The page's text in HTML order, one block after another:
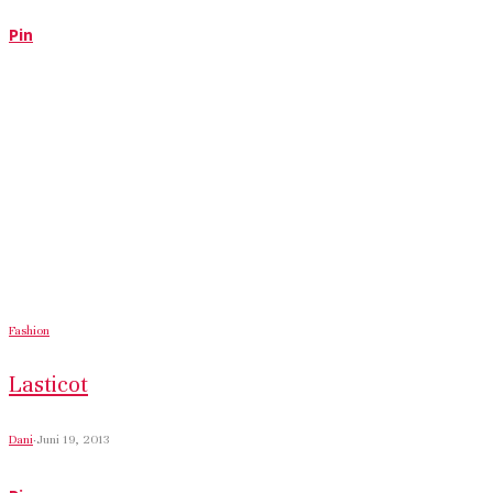
Pin
Fashion
Lasticot
Dani·Juni 19, 2013